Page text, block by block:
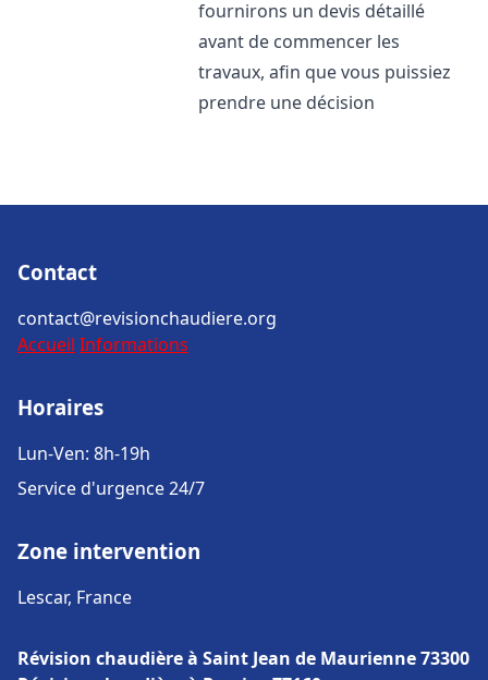
fournirons un devis détaillé
avant de commencer les
travaux, afin que vous puissiez
prendre une décision
Contact
contact@revisionchaudiere.org
Accueil Informations
Horaires
Lun-Ven: 8h-19h
Service d'urgence 24/7
Zone intervention
Lescar, France
Révision chaudière à Saint Jean de Maurienne 73300